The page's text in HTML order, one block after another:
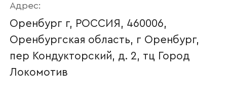
Адрес:
Оренбург г, РОССИЯ, 460006,
Оренбургская область, г Оренбург,
пер Кондукторский, д. 2, тц Город
Локомотив